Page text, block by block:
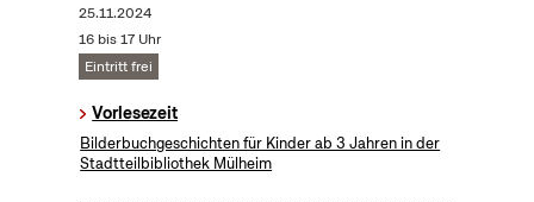
25.11.2024
16 bis 17 Uhr
Eintritt frei
Vorlesezeit
Bilderbuchgeschichten für Kinder ab 3 Jahren in der
Stadtteilbibliothek Mülheim